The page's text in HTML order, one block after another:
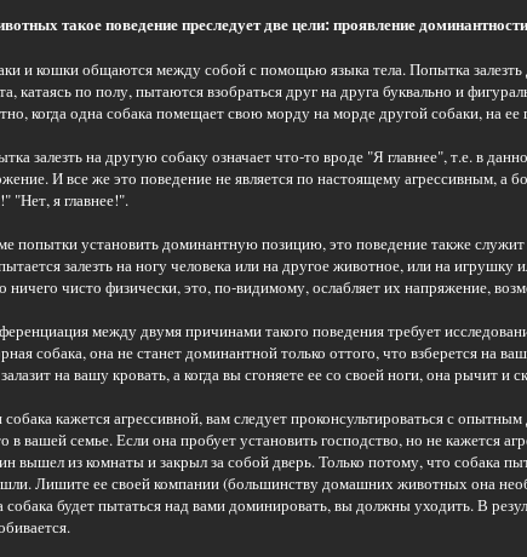
такое поведение преследует две цели: проявление
и кошки общаются между собой с помощью языка тела. Попытка залезть
катаясь по полу, пытаются взобраться друг на друга буквально и
когда одна собака помещает свою морду на морде другой собаки, на ее
залезть на другую собаку означает что-то вроде "Я главнее", т.е. в
И все же это поведение не является по настоящему агрессивным, а
"Нет, я главнее!".
попытки установить доминантную позицию, это поведение также
залезть на ногу человека или на другое животное, или на
ничего чисто физически, это, по-видимому, ослабляет их напряжение,
между двумя причинами такого поведения требует
собака, она не станет доминантной только оттого, что взберется на
на вашу кровать, а когда вы сгоняете ее со своей ноги, она рычит и
собака кажется агрессивной, вам следует проконсультироваться с
в вашей семье. Если она пробует установить господство, но не кажется
вышел из комнаты и закрыл за собой дверь. Только потому, что собака
Лишите ее своей компании (большинству домашних животных она
собака будет пытаться над вами доминировать, вы должны уходить. В